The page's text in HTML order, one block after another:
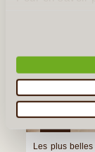
7J/6N
Les plus